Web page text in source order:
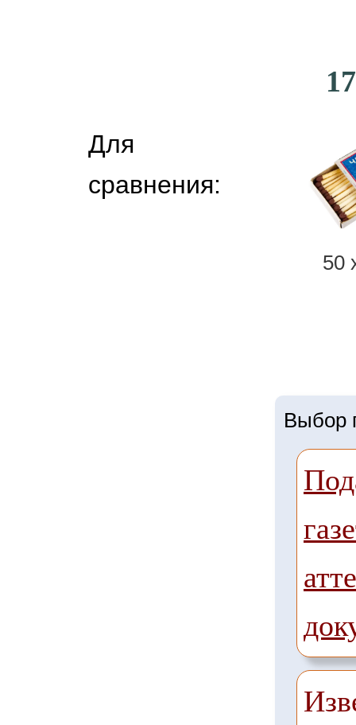
Для
сравнения:
50
Выбор